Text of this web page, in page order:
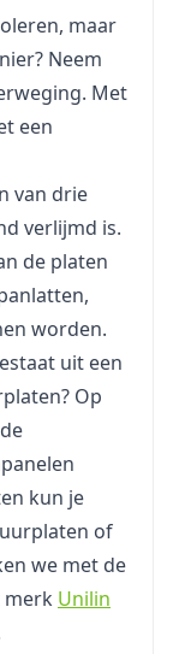
maar
Neem
Met
een
van drie
verlijmd is.
de platen
worden.
uit een
Op
kun je
of
we met de
merk Unilin